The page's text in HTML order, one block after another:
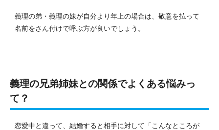
義理の弟・義理の妹が自分より年上の場合は、敬意を払って
名前をさん付けで呼ぶ方が良いでしょう。
義理の兄弟姉妹との関係でよくある悩みっ
て？
恋愛中と違って、結婚すると相手に対して「こんなところが